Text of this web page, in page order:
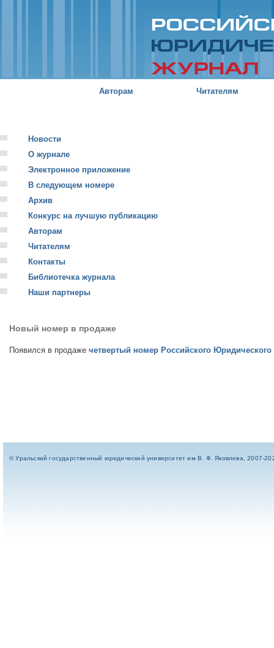
Авторам Читателям
Новости
О журнале
Электронное приложение
В следующем номере
Архив
Конкурс на лучшую публикацию
Авторам
Читателям
Контакты
Библиотечка журнала
Наши партнеры
Новый номер в продаже
Появился в продаже четвертый номер Российского Юридического
© Уральский государственный юридический университет им В. Ф. Яковлева, 2007-